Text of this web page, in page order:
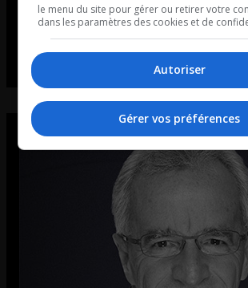
le menu du site pour gérer ou retirer votre
dans les paramètres des cookies et de
Autoriser
Gérer vos préférences